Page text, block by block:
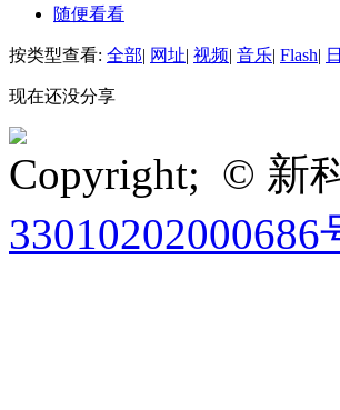
随便看看
按类型查看: 全部| 网址| 视频| 音乐| Flash|
现在还没分享
Copyright; © 新
33010202000686